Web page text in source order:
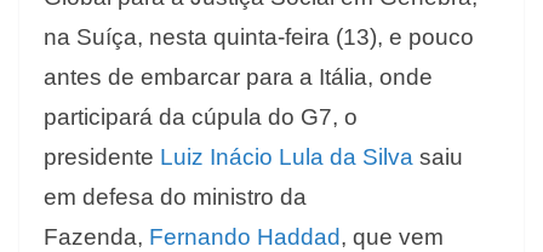
na Suíça, nesta quinta-feira (13), e pouco
antes de embarcar para a Itália, onde
participará da cúpula do G7, o
presidente Luiz Inácio Lula da Silva saiu
em defesa do ministro da
Fazenda, Fernando Haddad, que vem